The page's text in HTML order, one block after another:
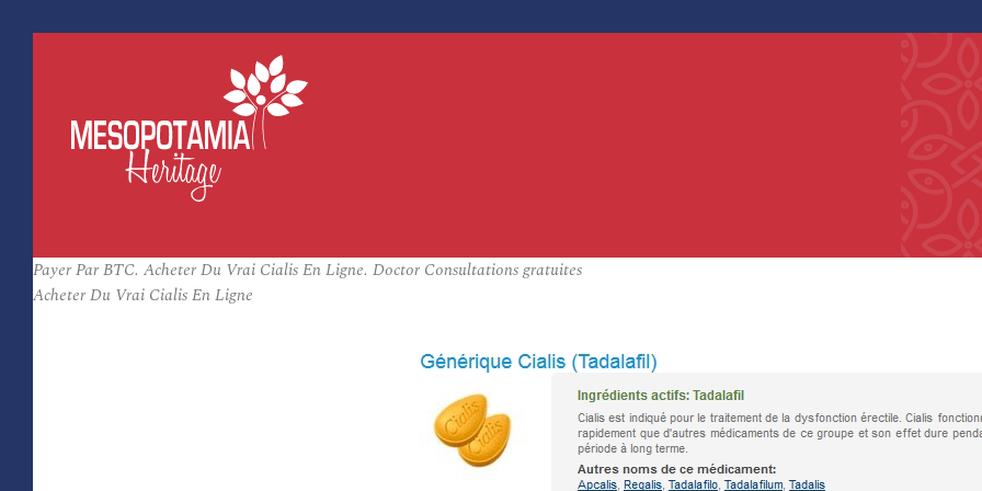
Payer Par BTC. Acheter Du Vrai Cialis En Ligne. Doctor Consultations gratuites
Acheter Du Vrai Cialis En Ligne